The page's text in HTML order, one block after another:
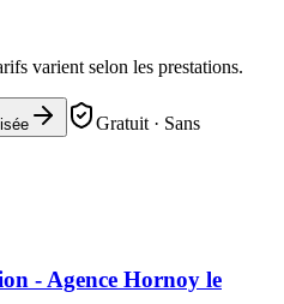
varient selon les prestations.
Gratuit · Sans
- Agence Hornoy le